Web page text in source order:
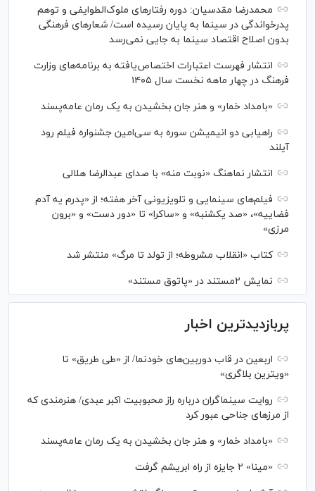
محمدرضا مقدسیان: دوره رفتارهای ملوک‌الطوایفی و توهم
پدرخواندگی در سینما به پایان رسیده است/ شعارهای فرهنگی
بدون اصلاح اقتصاد سینما به جایی نمی‌رسد
انتشار فهرست اعتبارات اختصاص‌یافته به برنامه‌های وزارت
فرهنگ در چهار ماهه نخست سال ۱۴۰۵
«بامداد خمار» و هنر جان بخشیدن به یک رمان عامه‌پسند
راهیابی دو انیمیشن سوره به سی‌امین جشنواره فیلم رود
آیلند
انتشار نماهنگ «نوبت منه» با صدای عبدالرضا هلالی
فیلم‌های سینمایی و تلویزیونی آخر هفته؛ از «پدرم یه آدم
فضاییه»، «صد یکشنبه» و «ساکرا» تا «دور دست» و «برون
مرزی»
کتاب «انقلاب مشروطه؛ از تولد تا مرگ» منتشر شد
نمایش ۲مستند در «پاتوق مستند»
پربازدیدترین اخبار
اربعین در قاب دوربین‌های خودنما/ از «طی طریق» تا
«ویترین بلاگری»
روایت سینماگران درباره راز محبوبیت اکبر عبدی/ هنرمندی که
از مرزهای جناحی عبور کرد
«بامداد خمار» و هنر جان بخشیدن به یک رمان عامه‌پسند
«مینا» ۲ جایزه از راه ابریشم گرفت